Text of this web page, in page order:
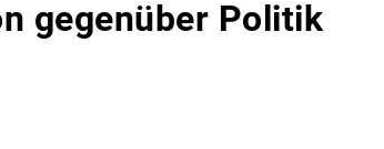
gegenüber Politik